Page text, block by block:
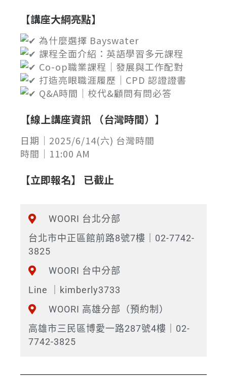
【講座大綱亮點】
為什麼選擇 Bayswater
課程全面介紹：英語學習多元課程
Co-op職業課程｜發展與工作配對
打造亮眼職涯履歷｜CPD 認證證書
Q&A時間｜校代&顧問有問必答
【線上講座資訊 （台灣時間） 】
日期｜2025/6/14(六) 台灣時間
時間｜11:00 AM
【立即報名】 已截止
WOORI 台北分部
台北市中正區館前路8號7樓｜02-7742-
3825
WOORI 台中分部
Line ｜kimberly3733
WOORI 高雄分部（預約制）
高雄市三民區博愛一路287號4樓｜02-
7742-3825